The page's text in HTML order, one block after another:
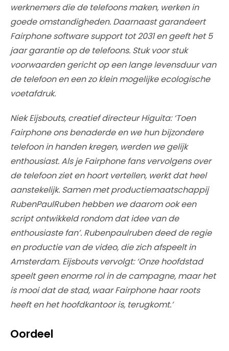
werknemers die de telefoons maken, werken in
goede omstandigheden. Daarnaast garandeert
Fairphone software support tot 2031 en geeft het 5
jaar garantie op de telefoons. Stuk voor stuk
voorwaarden gericht op een lange levensduur van
de telefoon en een zo klein mogelijke ecologische
voetafdruk.
Niek Eijsbouts, creatief directeur Higuita: ‘Toen
Fairphone ons benaderde en we hun bijzondere
telefoon in handen kregen, werden we gelijk
enthousiast. Als je Fairphone fans vervolgens over
de telefoon ziet en hoort vertellen, werkt dat heel
aanstekelijk. Samen met productiemaatschappij
RubenPaulRuben hebben we daarom ook een
script ontwikkeld rondom dat idee van de
enthousiaste fan’. Rubenpaulruben deed de regie
en productie van de video, die zich afspeelt in
Amsterdam. Eijsbouts vervolgt: ‘Onze hoofdstad
speelt geen enorme rol in de campagne, maar het
is mooi dat de stad, waar Fairphone haar roots
heeft en het hoofdkantoor is, terugkomt.’
Oordeel